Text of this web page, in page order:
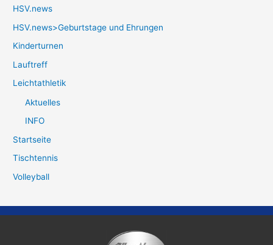
HSV.news
HSV.news>Geburtstage und Ehrungen
Kinderturnen
Lauftreff
Leichtathletik
Aktuelles
INFO
Startseite
Tischtennis
Volleyball